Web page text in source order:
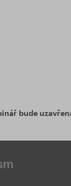
bude